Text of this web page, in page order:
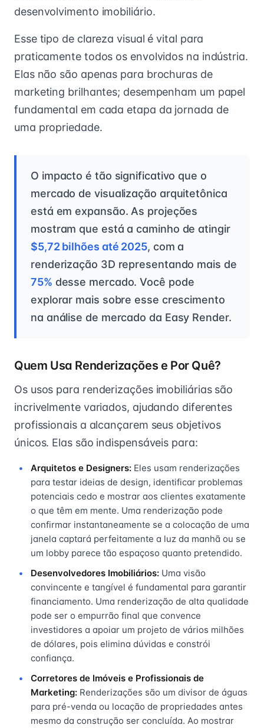
desenvolvimento imobiliário.
Esse tipo de clareza visual é vital para
praticamente todos os envolvidos na indústria.
Elas não são apenas para brochuras de
marketing brilhantes; desempenham um papel
fundamental em cada etapa da jornada de
uma propriedade.
O impacto é tão significativo que o
mercado de visualização arquitetônica
está em expansão. As projeções
mostram que está a caminho de atingir
$5,72 bilhões até 2025, com a
renderização 3D representando mais de
75% desse mercado. Você pode
explorar mais sobre esse crescimento
na análise de mercado da Easy Render.
Quem Usa Renderizações e Por Quê?
Os usos para renderizações imobiliárias são
incrivelmente variados, ajudando diferentes
profissionais a alcançarem seus objetivos
únicos. Elas são indispensáveis para:
Arquitetos e Designers: Eles usam renderizações
para testar ideias de design, identificar problemas
potenciais cedo e mostrar aos clientes exatamente
o que têm em mente. Uma renderização pode
confirmar instantaneamente se a colocação de uma
janela captará perfeitamente a luz da manhã ou se
um lobby parece tão espaçoso quanto pretendido.
Desenvolvedores Imobiliários: Uma visão
convincente e tangível é fundamental para garantir
financiamento. Uma renderização de alta qualidade
pode ser o empurrão final que convence
investidores a apoiar um projeto de vários milhões
de dólares, pois elimina dúvidas e constrói
confiança.
Corretores de Imóveis e Profissionais de
Marketing: Renderizações são um divisor de águas
para pré-venda ou locação de propriedades antes
mesmo da construção ser concluída. Ao mostrar